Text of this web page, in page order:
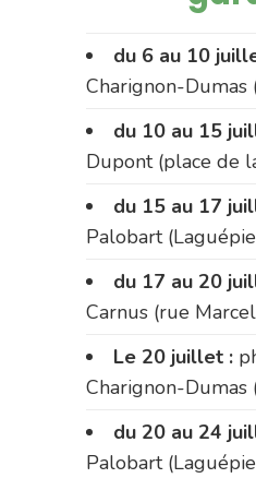
du 6 au 10
Charignon-Dumas
du 10 au 15
Dupont (place de
du 15 au 17
Palobart
du 17 au 20
Carnus (rue
Le 20 juillet :
Charignon-Dumas
du 20 au 24
Palobart